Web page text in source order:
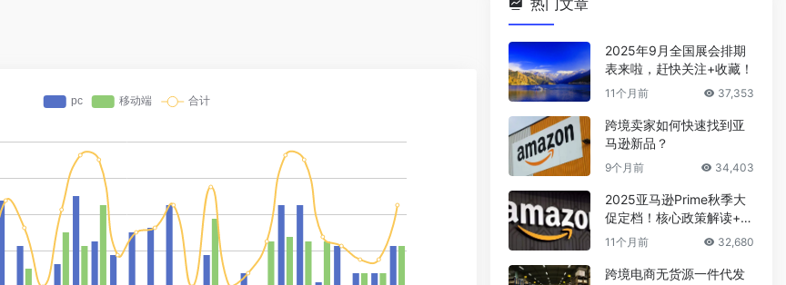
热门文章
2025年9月全国展会排期
表来啦，赶快关注+收藏！
11个月前 37,353
跨境卖家如何快速找到亚
马逊新品？
9个月前 34,403
2025亚马逊Prime秋季大
促定档！核心政策解读+爆
款选品攻略
11个月前 32,680
跨境电商无货源一件代发